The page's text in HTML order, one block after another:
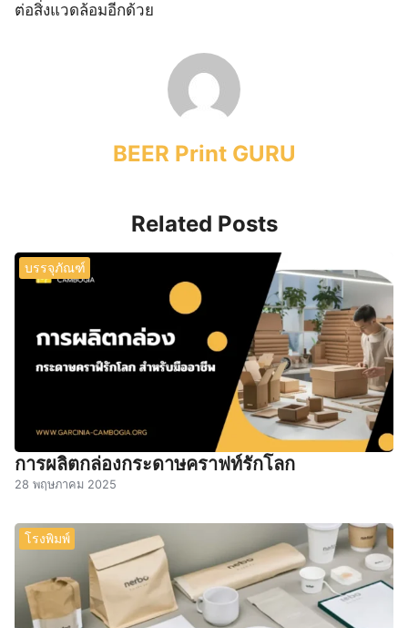
ต่อสิ่งแวดล้อมอีกด้วย
BEER Print GURU
Related Posts
บรรจุภัณฑ์
การผลิตกล่องกระดาษคราฟท์รักโลก
28 พฤษภาคม 2025
โรงพิมพ์